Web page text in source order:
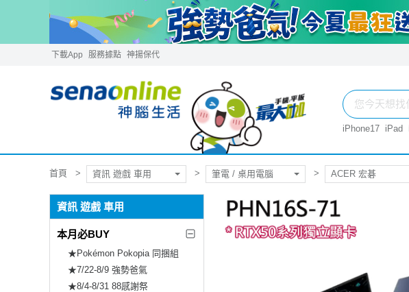
下載App 服務據點 神揚保代
iPhone17 iPad
首頁 資訊 遊戲 車用 筆電 / 桌用電腦 ACER 宏碁
資訊 遊戲 車用
本月必BUY
★Pokémon Pokopia 同捆組
★7/22-8/9 強勢爸氣
★8/4-8/31 88感謝祭